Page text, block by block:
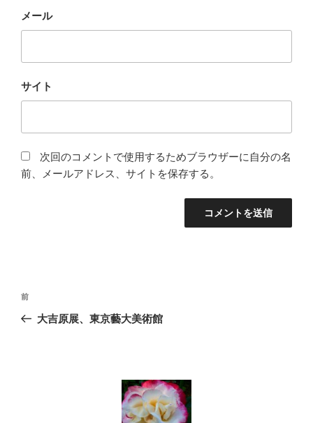
メール
サイト
次回のコメントで使用するためブラウザーに自分の名
前、メールアドレス、サイトを保存する。
投
前
の
前
大吉原展、東京藝大美術館